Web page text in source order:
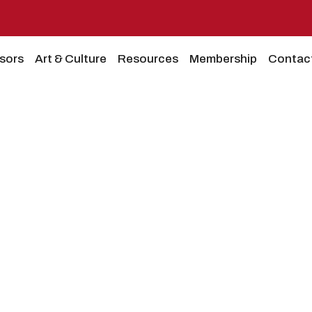
Art & Culture Resources Membership